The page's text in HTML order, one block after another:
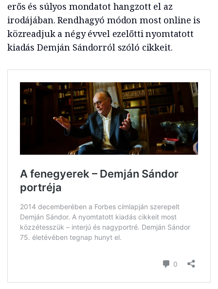
erős és súlyos mondatot hangzott el az
irodájában. Rendhagyó módon most online is
közreadjuk a négy évvel ezelőtti nyomtatott
kiadás Demján Sándorról szóló cikkeit.